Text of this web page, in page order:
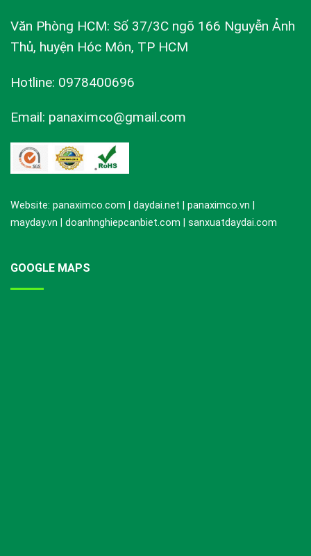
Văn Phòng HCM: Số 37/3C ngõ 166 Nguyễn Ảnh
Thủ, huyện Hóc Môn, TP HCM
Hotline: 0978400696
Email: panaximco@gmail.com
Website: panaximco.com | daydai.net | panaximco.vn |
mayday.vn | doanhnghiepcanbiet.com | sanxuatdaydai.com
GOOGLE MAPS